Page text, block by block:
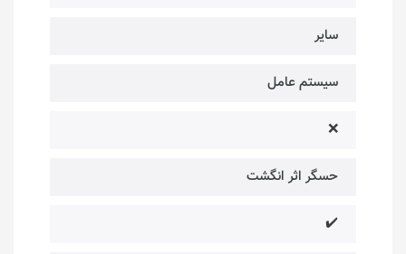
سایر
سیستم عامل
❌
حسگر اثر انگشت
✔️